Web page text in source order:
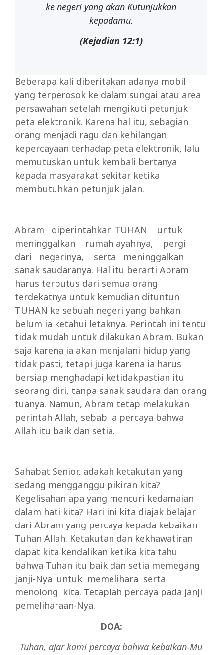
ke negeri yang akan Kutunjukkan
kepadamu.
(Kejadian 12:1)
Beberapa kali diberitakan adanya mobil
yang terperosok ke dalam sungai atau area
persawahan setelah mengikuti petunjuk
peta elektronik. Karena hal itu, sebagian
orang menjadi ragu dan kehilangan
kepercayaan terhadap peta elektronik, lalu
memutuskan untuk kembali bertanya
kepada masyarakat sekitar ketika
membutuhkan petunjuk jalan.
Abram diperintahkan TUHAN untuk
meninggalkan rumah ayahnya, pergi
dari negerinya, serta meninggalkan
sanak saudaranya. Hal itu berarti Abram
harus terputus dari semua orang
terdekatnya untuk kemudian dituntun
TUHAN ke sebuah negeri yang bahkan
belum ia ketahui letaknya. Perintah ini tentu
tidak mudah untuk dilakukan Abram. Bukan
saja karena ia akan menjalani hidup yang
tidak pasti, tetapi juga karena ia harus
bersiap menghadapi ketidakpastian itu
seorang diri, tanpa sanak saudara dan orang
tuanya. Namun, Abram tetap melakukan
perintah Allah, sebab ia percaya bahwa
Allah itu baik dan setia.
Sahabat Senior, adakah ketakutan yang
sedang mengganggu pikiran kita?
Kegelisahan apa yang mencuri kedamaian
dalam hati kita? Hari ini kita diajak belajar
dari Abram yang percaya kepada kebaikan
Tuhan Allah. Ketakutan dan kekhawatiran
dapat kita kendalikan ketika kita tahu
bahwa Tuhan itu baik dan setia memegang
janji-Nya untuk memelihara serta
menolong kita. Tetaplah percaya pada janji
pemeliharaan-Nya.
DOA:
Tuhan, ajar kami percaya bahwa kebaikan-Mu